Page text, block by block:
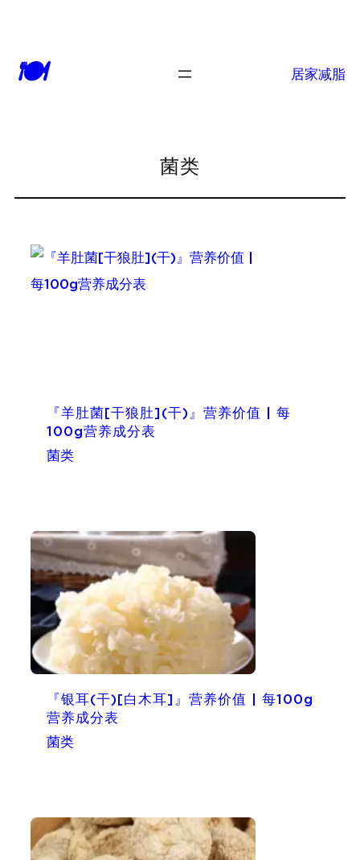
🍽 居家减脂
菌类
『羊肚菌[干狼肚](干)』营养价值 | 每
100g营养成分表
菌类
『银耳(干)[白木耳]』营养价值 | 每100g
营养成分表
菌类